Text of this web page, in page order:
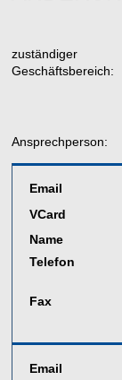
zuständiger
Geschäftsbereich:
Ansprechperson:
Email
VCard
Name
Telefon
Fax
Email